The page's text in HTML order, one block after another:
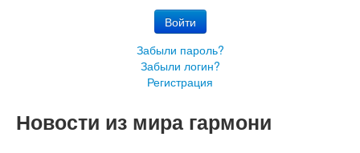
Войти
Забыли пароль?
Забыли логин?
Регистрация
Новости из мира гармони